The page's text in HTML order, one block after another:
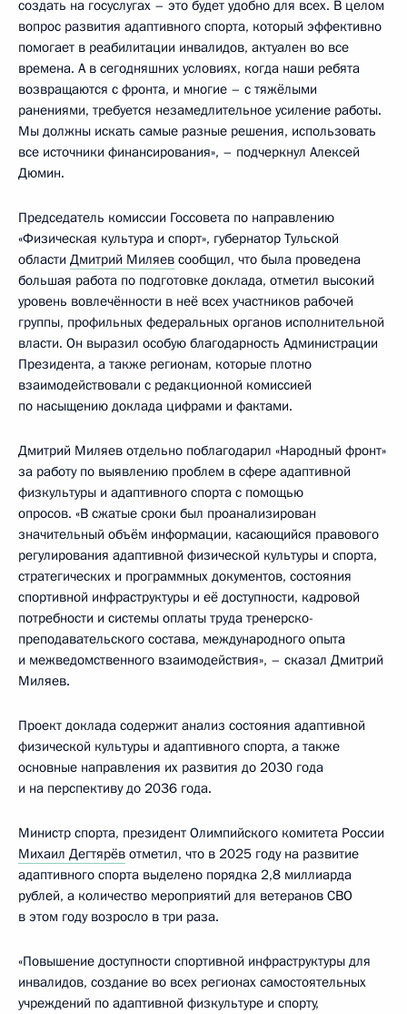
создать на госуслугах – это будет удобно для всех. В целом
вопрос развития адаптивного спорта, который эффективно
помогает в реабилитации инвалидов, актуален во все
времена. А в сегодняшних условиях, когда наши ребята
возвращаются с фронта, и многие – с тяжёлыми
ранениями, требуется незамедлительное усиление работы.
Мы должны искать самые разные решения, использовать
все источники финансирования», – подчеркнул Алексей
Дюмин.
Председатель комиссии Госсовета по направлению
«Физическая культура и спорт», губернатор Тульской
области Дмитрий Миляев сообщил, что была проведена
большая работа по подготовке доклада, отметил высокий
уровень вовлечённости в неё всех участников рабочей
группы, профильных федеральных органов исполнительной
власти. Он выразил особую благодарность Администрации
Президента, а также регионам, которые плотно
взаимодействовали с редакционной комиссией
по насыщению доклада цифрами и фактами.
Дмитрий Миляев отдельно поблагодарил «Народный фронт»
за работу по выявлению проблем в сфере адаптивной
физкультуры и адаптивного спорта с помощью
опросов. «В сжатые сроки был проанализирован
значительный объём информации, касающийся правового
регулирования адаптивной физической культуры и спорта,
стратегических и программных документов, состояния
спортивной инфраструктуры и её доступности, кадровой
потребности и системы оплаты труда тренерско-
преподавательского состава, международного опыта
и межведомственного взаимодействия», – сказал Дмитрий
Миляев.
Проект доклада содержит анализ состояния адаптивной
физической культуры и адаптивного спорта, а также
основные направления их развития до 2030 года
и на перспективу до 2036 года.
Министр спорта, президент Олимпийского комитета России
Михаил Дегтярёв отметил, что в 2025 году на развитие
адаптивного спорта выделено порядка 2,8 миллиарда
рублей, а количество мероприятий для ветеранов СВО
в этом году возросло в три раза.
«Повышение доступности спортивной инфраструктуры для
инвалидов, создание во всех регионах самостоятельных
учреждений по адаптивной физкультуре и спорту,